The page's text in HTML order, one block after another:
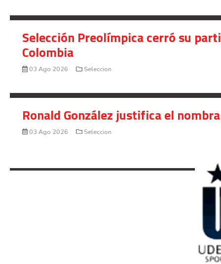
Selección Preolímpica cerró su
Colombia
03 Ago 2026 Seleccion
Ronald González justifica el
03 Ago 2026 Seleccion